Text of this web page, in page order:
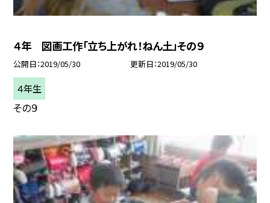
４年 図画工作「立ち上がれ！ねん土」その９
公開日 2019/05/30 更新日 2019/05/30
４年生
その９